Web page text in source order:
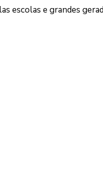
escolas e grandes